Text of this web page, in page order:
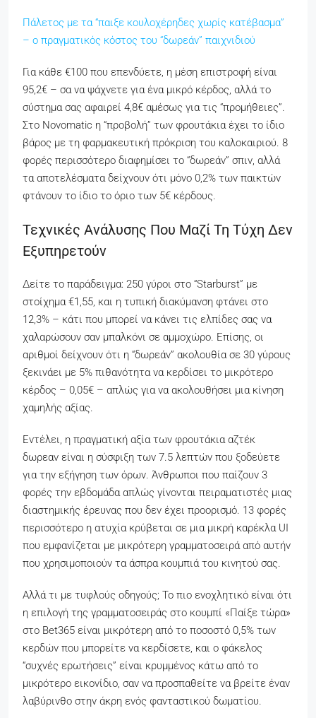
Πάλετος με τα “παιξε κουλοχέρηδες χωρίς κατέβασμα”
– ο πραγματικός κόστος του “δωρεάν” παιχνιδιού
Για κάθε €100 που επενδύετε, η μέση επιστροφή είναι
95,2€ – σα να ψάχνετε για ένα μικρό κέρδος, αλλά το
σύστημα σας αφαιρεί 4,8€ αμέσως για τις “προμήθειες”.
Στο Novomatic η “προβολή” των φρουτάκια έχει το ίδιο
βάρος με τη φαρμακευτική πρόκριση του καλοκαιριού. 8
φορές περισσότερο διαφημίσει το “δωρεάν” σπιν, αλλά
τα αποτελέσματα δείχνουν ότι μόνο 0,2% των παικτών
φτάνουν το ίδιο το όριο των 5€ κέρδους.
Τεχνικές Ανάλυσης Που Μαζί Τη Τύχη Δεν
Εξυπηρετούν
Δείτε το παράδειγμα: 250 γύροι στο “Starburst” με
στοίχημα €1,55, και η τυπική διακύμανση φτάνει στο
12,3% – κάτι που μπορεί να κάνει τις ελπίδες σας να
χαλαρώσουν σαν μπαλκόνι σε αμμοχώρο. Επίσης, οι
αριθμοί δείχνουν ότι η “δωρεάν” ακολουθία σε 30 γύρους
ξεκινάει με 5% πιθανότητα να κερδίσει το μικρότερο
κέρδος – 0,05€ – απλώς για να ακολουθήσει μια κίνηση
χαμηλής αξίας.
Εντέλει, η πραγματική αξία των φρουτάκια αζτέκ
δωρεαν είναι η σύσφιξη των 7.5 λεπτών που ξοδεύετε
για την εξήγηση των όρων. Άνθρωποι που παίζουν 3
φορές την εβδομάδα απλώς γίνονται πειραματιστές μιας
διαστημικής έρευνας που δεν έχει προορισμό. 13 φορές
περισσότερο η ατυχία κρύβεται σε μια μικρή καρέκλα UI
που εμφανίζεται με μικρότερη γραμματοσειρά από αυτήν
που χρησιμοποιούν τα άσπρα κουμπιά του κινητού σας.
Αλλά τι με τυφλούς οδηγούς; Το πιο ενοχλητικό είναι ότι
η επιλογή της γραμματοσειράς στο κουμπί «Παίξε τώρα»
στο Bet365 είναι μικρότερη από το ποσοστό 0,5% των
κερδών που μπορείτε να κερδίσετε, και ο φάκελος
“συχνές ερωτήσεις” είναι κρυμμένος κάτω από το
μικρότερο εικονίδιο, σαν να προσπαθείτε να βρείτε έναν
λαβύρινθο στην άκρη ενός φανταστικού δωματίου.